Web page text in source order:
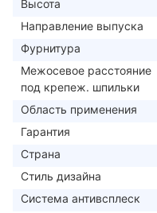
Высота
Направление выпуска
Фурнитура
Межосевое расстояние
под крепеж. шпильки
Область применения
Гарантия
Страна
Стиль дизайна
Система антивсплеск